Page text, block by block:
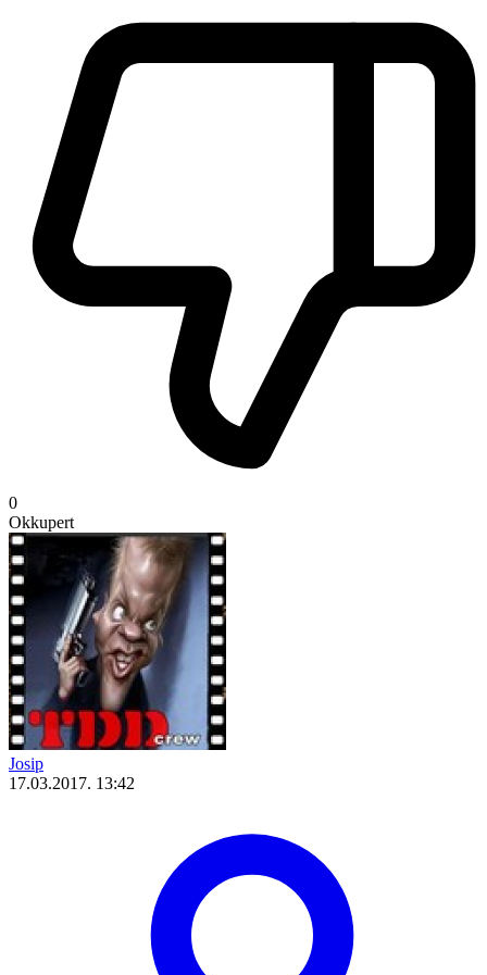
0
Okkupert
Josip
17.03.2017. 13:42